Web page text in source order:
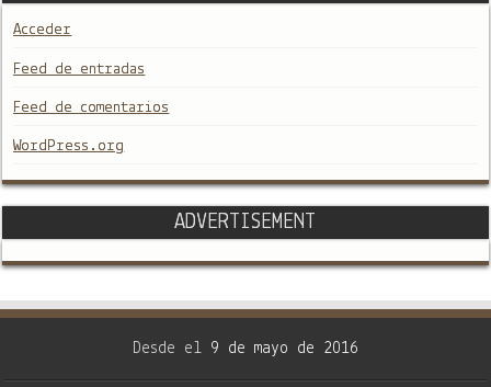
Acceder
Feed de entradas
Feed de comentarios
WordPress.org
ADVERTISEMENT
Desde el 9 de mayo de 2016